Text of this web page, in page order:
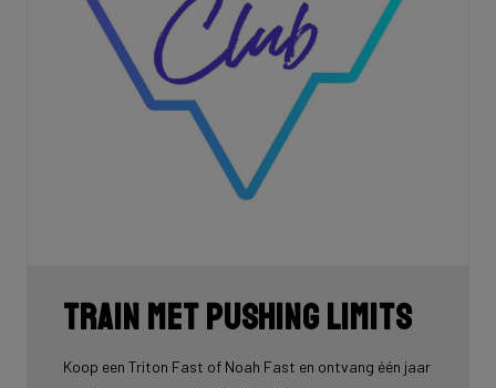
Train met Pushing Limits
Koop een Triton Fast of Noah Fast en ontvang één jaar